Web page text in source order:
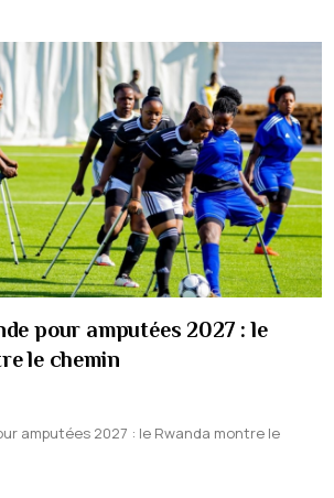
pour amputées 2027 : le
le chemin
amputées 2027 : le Rwanda montre le